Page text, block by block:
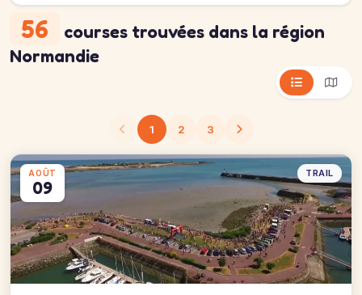
56 courses trouvées dans la région
Normandie
1 2 3
AOÛT
09
TRAIL